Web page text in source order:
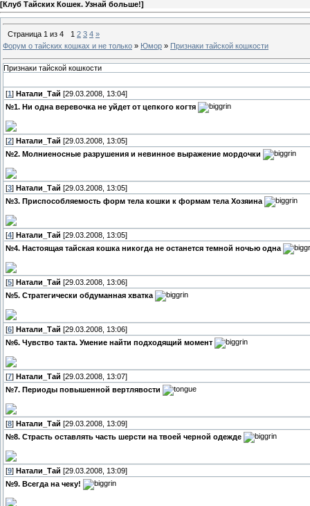
[Клуб Тайских Кошек. Узнай больше!]
Страница 1 из 4 1 2 3 4 »
Форум о тайских кошках и не только » Юмор » Признаки тайской кошкости
Признаки тайской кошкости
[1] Натали_Тай [29.03.2008, 13:04]
№1. Ни одна веревочка не уйдет от цепкого когтя
[2] Натали_Тай [29.03.2008, 13:05]
№2. Молниеносные разрушения и невинное выражение мордочки
[3] Натали_Тай [29.03.2008, 13:05]
№3. Приспособляемость форм тела кошки к формам тела Хозяина
[4] Натали_Тай [29.03.2008, 13:05]
№4. Настоящая тайская кошка никогда не останется темной ночью одна
[5] Натали_Тай [29.03.2008, 13:06]
№5. Стратегически обдуманная хватка
[6] Натали_Тай [29.03.2008, 13:06]
№6. Чувство такта. Умение найти подходящий момент
[7] Натали_Тай [29.03.2008, 13:07]
№7. Периоды повышенной вертлявости
[8] Натали_Тай [29.03.2008, 13:09]
№8. Страсть оставлять часть шерсти на твоей черной одежде
[9] Натали_Тай [29.03.2008, 13:09]
№9. Всегда на чеку!